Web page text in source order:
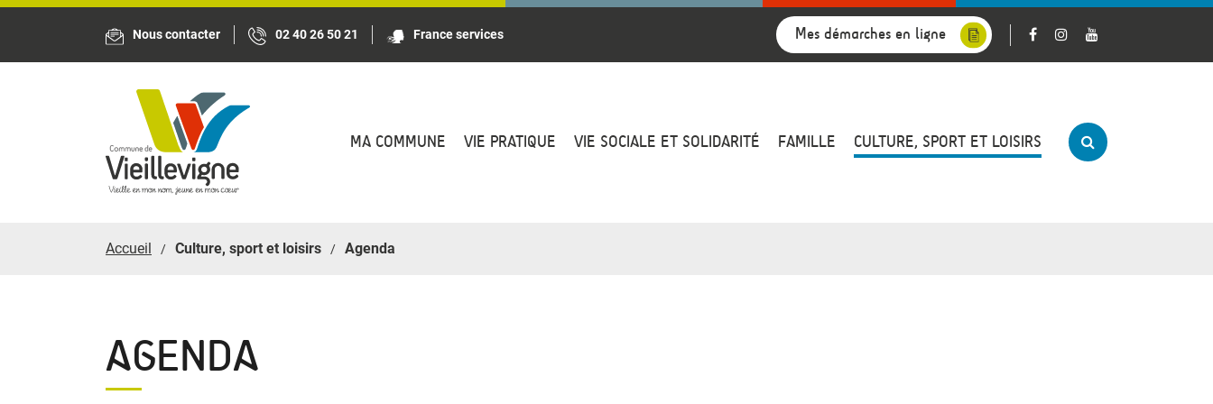
Nous contacter 02 40 26 50 21 France services Mes démarches en ligne
MA COMMUNE VIE PRATIQUE VIE SOCIALE ET SOLIDARITÉ FAMILLE CULTURE, SPORT ET LOISIRS
Accueil Culture, sport et loisirs Agenda
AGENDA
Panneau de gestion des cookies